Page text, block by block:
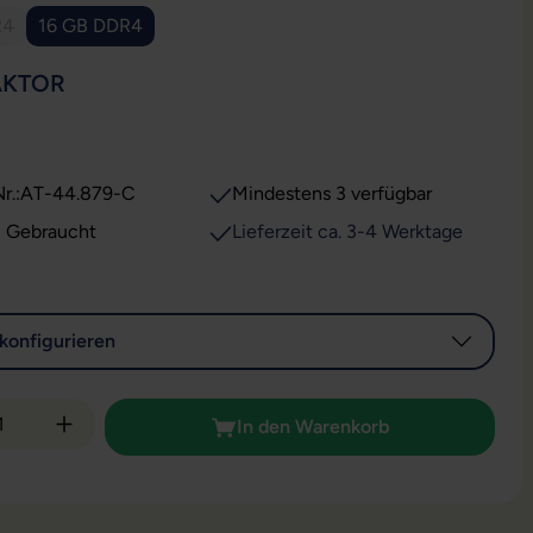
Option ist zurzeit nicht verfügbar.)
16 GB DDR4
AT-44.879-C
Gebraucht
Mindestens 3 verfügbar
Lieferzeit ca. 3-4 Werktage
Anzahl: Gib den gewünschten Wert ein
In den Warenkorb